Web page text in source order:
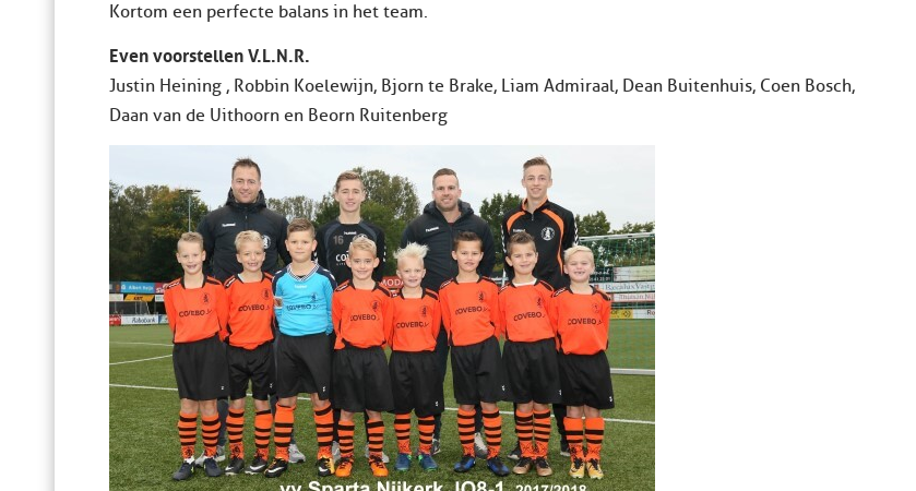
Kortom een perfecte balans in het team.
Even voorstellen V.L.N.R.
Justin Heining , Robbin Koelewijn, Bjorn te Brake, Liam Admiraal, Dean Buitenhuis, Coen Bosch,
Daan van de Uithoorn en Beorn Ruitenberg